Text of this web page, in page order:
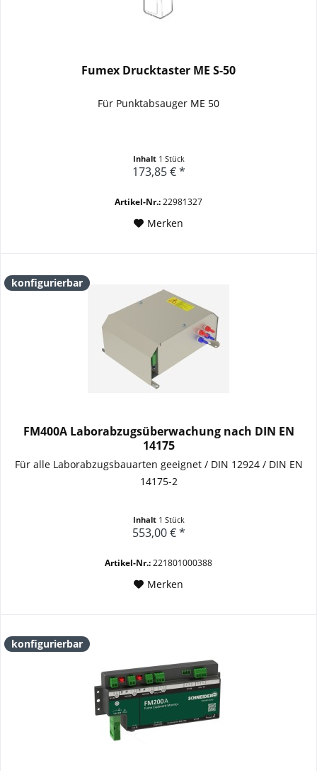
Fumex Drucktaster ME S-50
Für Punktabsauger ME 50
Inhalt 1 Stück
173,85 € *
Artikel-Nr.:22981327
Merken
konfigurierbar
FM400A Laborabzugsüberwachung nach DIN EN
14175
Für alle Laborabzugsbauarten geeignet / DIN 12924 / DIN EN
14175-2
Inhalt 1 Stück
553,00 € *
Artikel-Nr.:221801000388
Merken
konfigurierbar